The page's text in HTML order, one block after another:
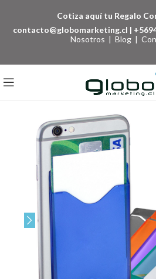
Cotiza aquí tu Regalo
contacto@globomarketing.cl |
Nosotros | Blog |